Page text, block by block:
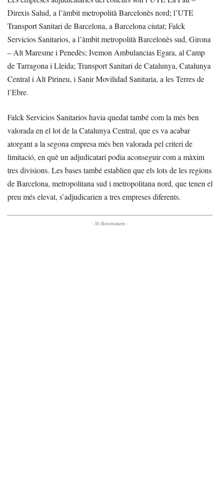
Direxis Salud, a l’àmbit metropolità Barcelonès nord; l’UTE
Transport Sanitari de Barcelona, a Barcelona ciutat; Falck
Servicios Sanitarios, a l’àmbit metropolità Barcelonès sud, Girona
– Alt Maresme i Penedès; Ivemon Ambulancias Egara, al Camp
de Tarragona i Lleida; Transport Sanitari de Catalunya, Catalunya
Central i Alt Pirineu, i Sanir Movilidad Sanitaria, a les Terres de
l’Ebre.
Falck Servicios Sanitarios havia quedat també com la més ben
valorada en el lot de la Catalunya Central, que es va acabar
atorgant a la segona empresa més ben valorada pel criteri de
limitació, en què un adjudicatari podia aconseguir com a màxim
tres divisions. Les bases també establien que els lots de les regions
de Barcelona, metropolitana sud i metropolitana nord, que tenen el
preu més elevat, s’adjudicarien a tres empreses diferents.
- Et Recomanem -